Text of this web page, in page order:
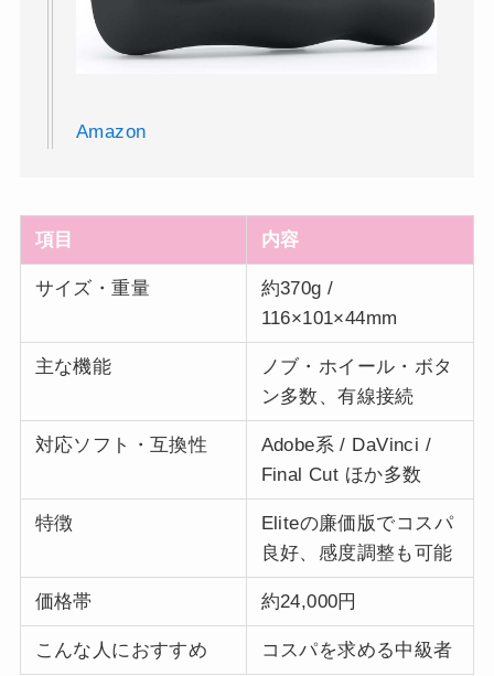
Amazon
項目 内容
サイズ・重量
約370g /
116×101×44mm
主な機能
ノブ・ホイール・ボタ
ン多数、有線接続
対応ソフト・互換性
Adobe系 / DaVinci /
Final Cut ほか多数
特徴
Eliteの廉価版でコスパ
良好、感度調整も可能
価格帯 約24,000円
こんな人におすすめ コスパを求める中級者